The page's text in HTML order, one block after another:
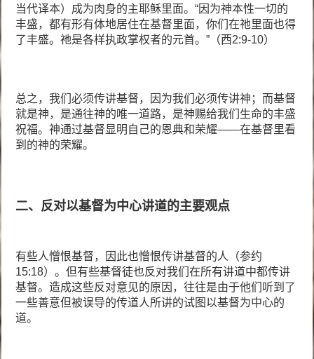
当代译本）成为肉身的主耶稣里面。“因为神本性一切的
丰盛，都有形有体地居住在基督里面，你们在祂里面也得
了丰盛。祂是各样执政掌权者的元首。”（西2:9-10）
总之，我们必须传讲基督，因为我们必须传讲神；而基督
就是神，是通往神的唯一道路，是神赐给我们生命的丰盛
祝福。神通过基督显明自己的恩典和荣耀——在基督里看
到的神的荣耀。
二、反对以基督为中心讲道的主要观点
有些人憎恨基督，因此也憎恨传讲基督的人（参约
15:18）。但有些基督徒也反对我们在所有讲道中都传讲
基督。造成这些反对意见的原因，往往是由于他们听到了
一些善意但被误导的传道人所讲的试图以基督为中心的
道。